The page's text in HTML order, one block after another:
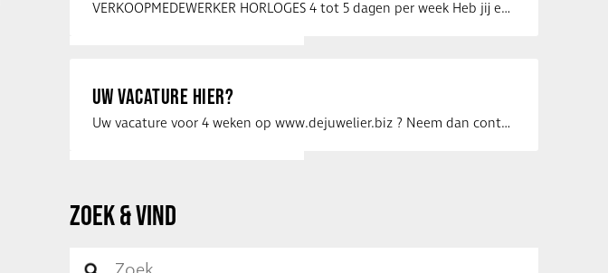
VERKOOPMEDEWERKER HORLOGES 4 tot 5 dagen per week Heb jij een passie voor …
UW VACATURE HIER?
Uw vacature voor 4 weken op www.dejuwelier.biz ? Neem dan contact op met …
ZOEK & VIND